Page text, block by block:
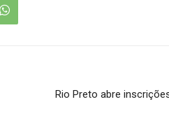
Rio Preto abre